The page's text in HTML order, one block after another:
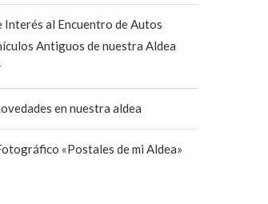
Interés al Encuentro de Autos
Antiguos de nuestra Aldea
en nuestra aldea
«Postales de mi Aldea»